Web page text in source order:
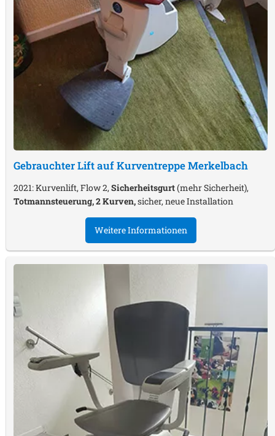
Gebrauchter Lift auf KurventreppeMerkelbach
2021: Kurvenlift, Flow 2, Sicherheitsgurt(mehr Sicherheit),
Totmannsteuerung, 2 Kurven,sicher, neue Installation
Weitere Informationen